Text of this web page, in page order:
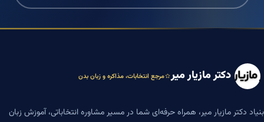
دکتر مازیار میر مرجع انتخابات، مذاکره و زبان بدن
بنیاد دکتر مازیار میر، همراه حرفه‌ای شما در مسیر مشاوره انتخاباتی، آموزش زبان